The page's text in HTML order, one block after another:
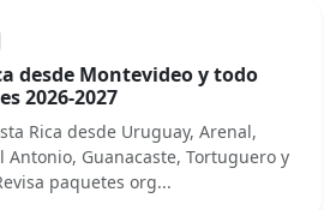
desde Montevideo y todo
2026-2027
Rica desde Uruguay, Arenal,
Antonio, Guanacaste, Tortuguero y
paquetes org...